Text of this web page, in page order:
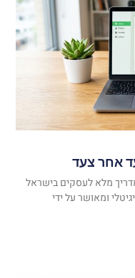
אחר צעד
מלא לעסקים בישראל
ומאושר על ידי